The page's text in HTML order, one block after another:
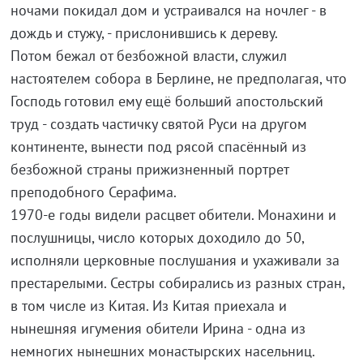
ночами покидал дом и устраивался на ночлег - в
дождь и стужу, - прислонившись к дереву.
Потом бежал от безбожной власти, служил
настоятелем собора в Берлине, не предполагая, что
Господь готовил ему ещё больший апостольский
труд - создать частичку святой Руси на другом
континенте, вынести под рясой спасённый из
безбожной страны прижизненный портрет
преподобного Серафима.
1970-е годы видели расцвет обители. Монахини и
послушницы, число которых доходило до 50,
исполняли церковные послушания и ухаживали за
престарелыми. Сестры собирались из разных стран,
в том числе из Китая. Из Китая приехала и
нынешняя игумения обители Ирина - одна из
немногих нынешних монастырских насельниц.